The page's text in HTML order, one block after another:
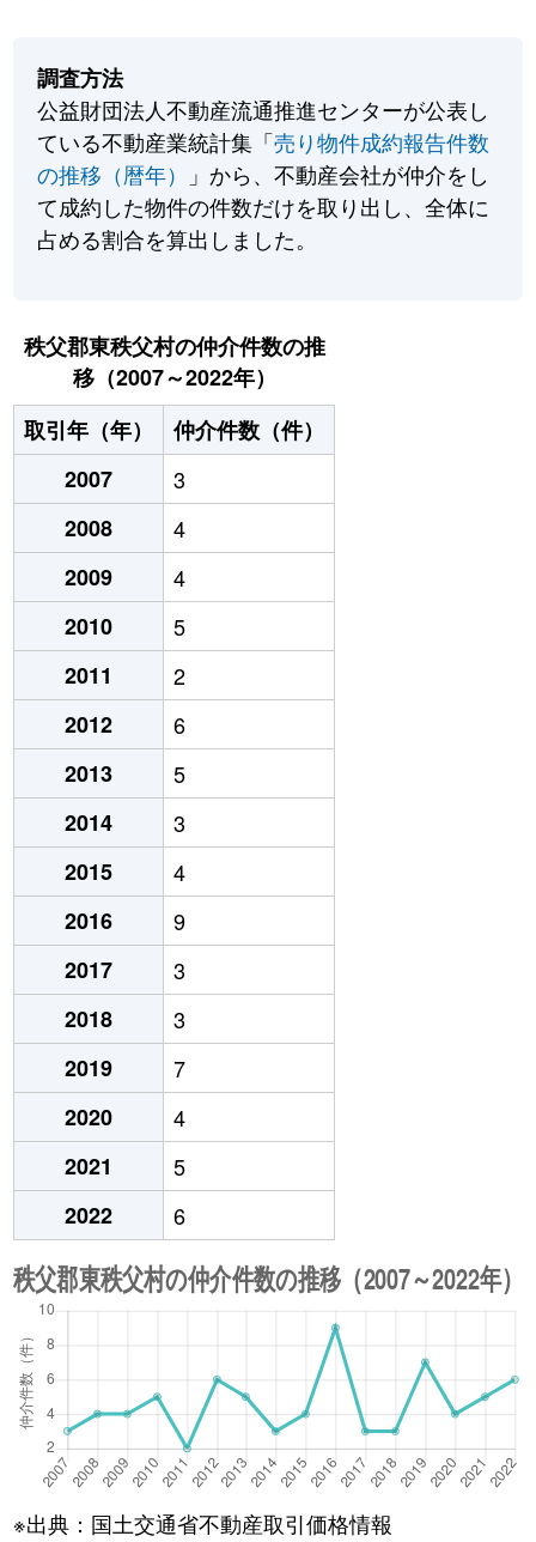
調査方法
公益財団法人不動産流通推進センターが公表し
ている不動産業統計集「売り物件成約報告件数
の推移（暦年）
」から、不動産会社が仲介をし
て成約した物件の件数だけを取り出し、全体に
占める割合を算出しました。
秩父郡東秩父村の仲介件数の推
移（2007～2022年）
取引年（年）
仲介件数（件）
2007
3
2008
4
2009
4
2010
5
2011
2
2012
6
2013
5
2014
3
2015
4
2016
9
2017
3
2018
3
2019
7
2020
4
2021
5
2022
6
※出典：国土交通省不動産取引価格情報